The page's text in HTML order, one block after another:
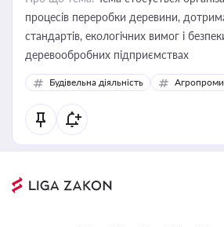
процесів переробки деревини,
стандартів, екологічних вимог і
деревообробних підприємствах
Будівельна діяльність